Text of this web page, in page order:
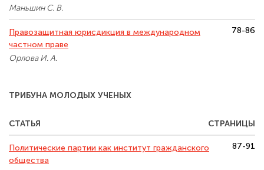
Маньшин С. В.
Правозащитная юрисдикция в международном
частном праве
Орлова И. А.
78-86
ТРИБУНА МОЛОДЫХ УЧЕНЫХ
СТАТЬЯ СТРАНИЦЫ
Политические партии как институт гражданского
общества
87-91